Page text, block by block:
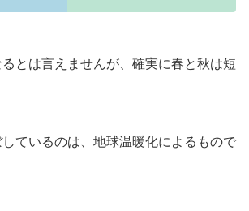
とは言えませんが、確実に春と秋は短
ているのは、地球温暖化によるもので